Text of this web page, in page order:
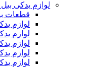
لوازم یدکی
قطعات
لوازم
لوازم
لوازم
لوازم
لوازم